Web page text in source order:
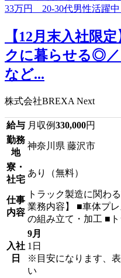
【12月末入社限
クに暮らせる◎
など...
株式会社BREXA Next
給与 月収例330,000円
勤務
地
神奈川県 藤沢市
寮・
社宅
あり（無料）
仕事
内容
トラック製造に関
業務内容】 ■車体プ
の組み立て・加工 ■
入社
日
9月
1日
※目安になります、
い